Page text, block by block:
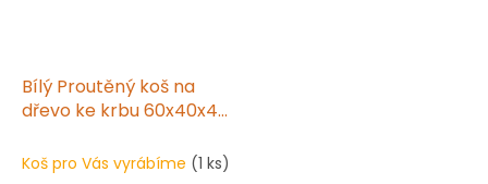
Bílý Proutěný koš na
dřevo ke krbu 60x40x40
Koš pro Vás vyrábíme (1 ks)